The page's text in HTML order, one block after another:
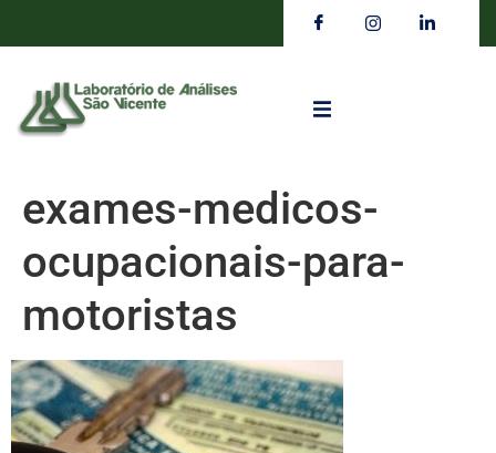
exames-medicos-
ocupacionais-para-
motoristas